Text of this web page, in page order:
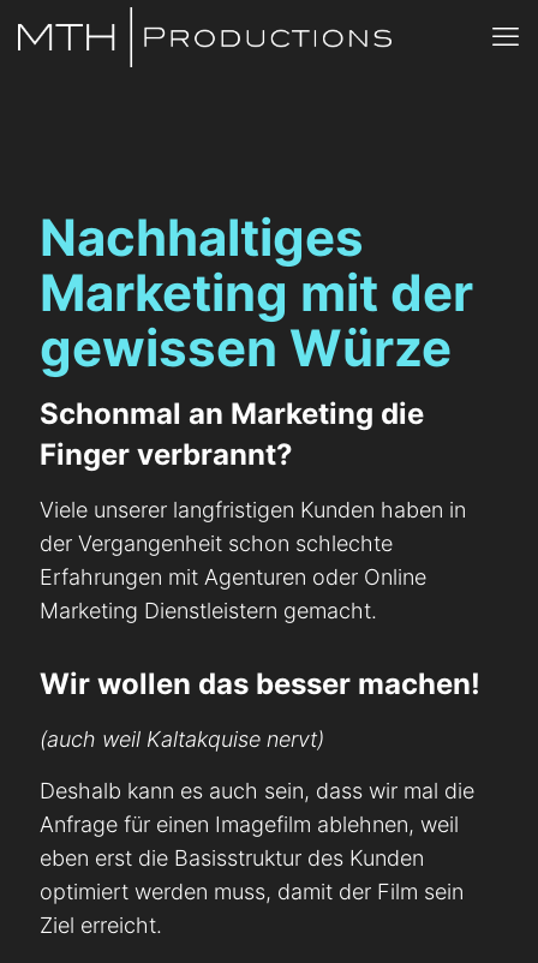
Nachhaltiges
Marketing mit der
gewissen Würze
Schonmal an Marketing die
Finger verbrannt?
Viele unserer langfristigen Kunden haben in
der Vergangenheit schon schlechte
Erfahrungen mit Agenturen oder Online
Marketing Dienstleistern gemacht.
Wir wollen das besser machen!
(auch weil Kaltakquise nervt)
Deshalb kann es auch sein, dass wir mal die
Anfrage für einen Imagefilm ablehnen, weil
eben erst die Basisstruktur des Kunden
optimiert werden muss, damit der Film sein
Ziel erreicht.